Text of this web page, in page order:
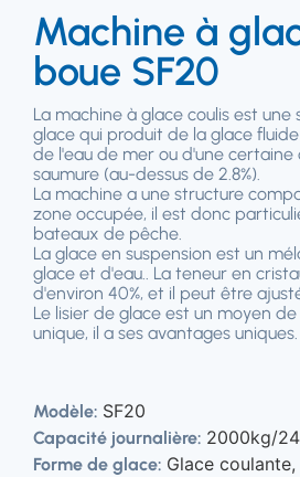
Machine à
boue SF20
La machine à glace coulis est
glace qui produit de la glace
de l'eau de mer ou d'une
saumure (au-dessus de 2.8%).
La machine a une structure
zone occupée, il est donc
bateaux de pêche.
La glace en suspension est un
glace et d'eau.. La teneur en
d'environ 40%, et il peut être
Le lisier de glace est un moyen
unique, il a ses avantages uniques.
Modèle: SF20
Capacité journalière: 2000kg/
Forme de glace: Glace